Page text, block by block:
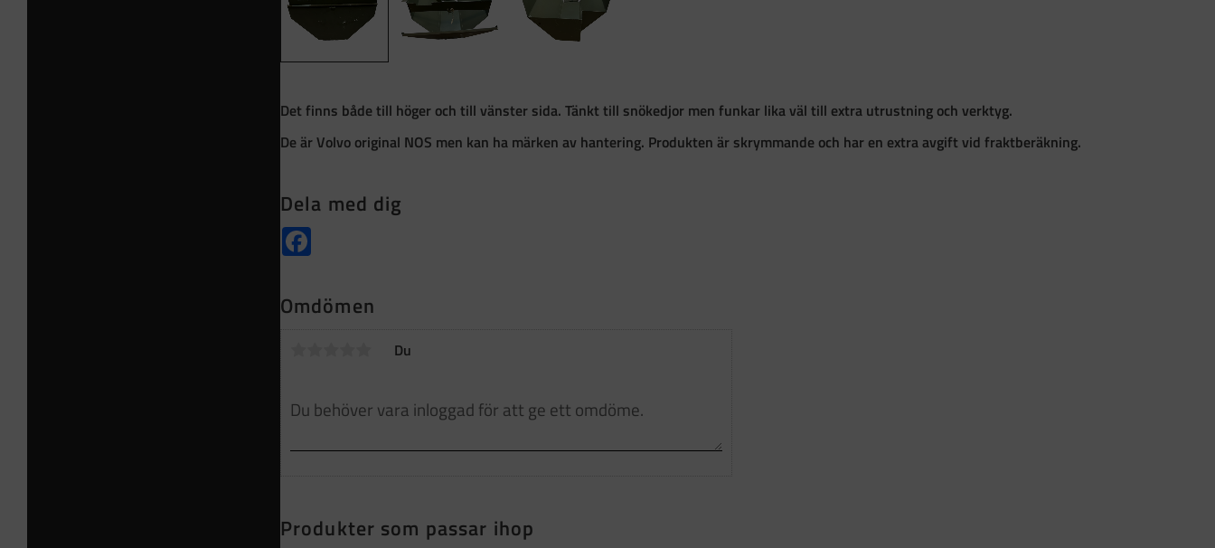
Det finns både till höger och till vänster sida. Tänkt till snökedjor men funkar lika väl till extra utrustning och verktyg.
De är Volvo original NOS men kan ha märken av hantering. Produkten är skrymmande och har en extra avgift vid fraktberäkning.
Dela med dig
Omdömen
Du
Produkter som passar ihop